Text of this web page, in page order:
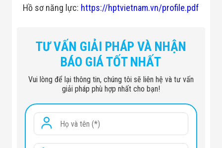
Hồ sơ năng lực: https://hptvietnam.vn/profile.pdf
TƯ VẤN GIẢI PHÁP VÀ NHẬN
BÁO GIÁ TỐT NHẤT
Vui lòng để lại thông tin, chúng tôi sẽ liên hệ và tư vấn
giải pháp phù hợp nhất cho bạn!